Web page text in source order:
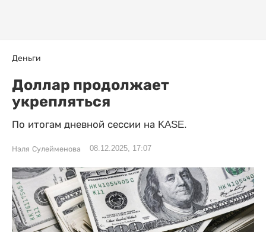
Деньги
Доллар продолжает
укрепляться
По итогам дневной сессии на KASE.
Нэля Сулейменова 08.12.2025, 17:07